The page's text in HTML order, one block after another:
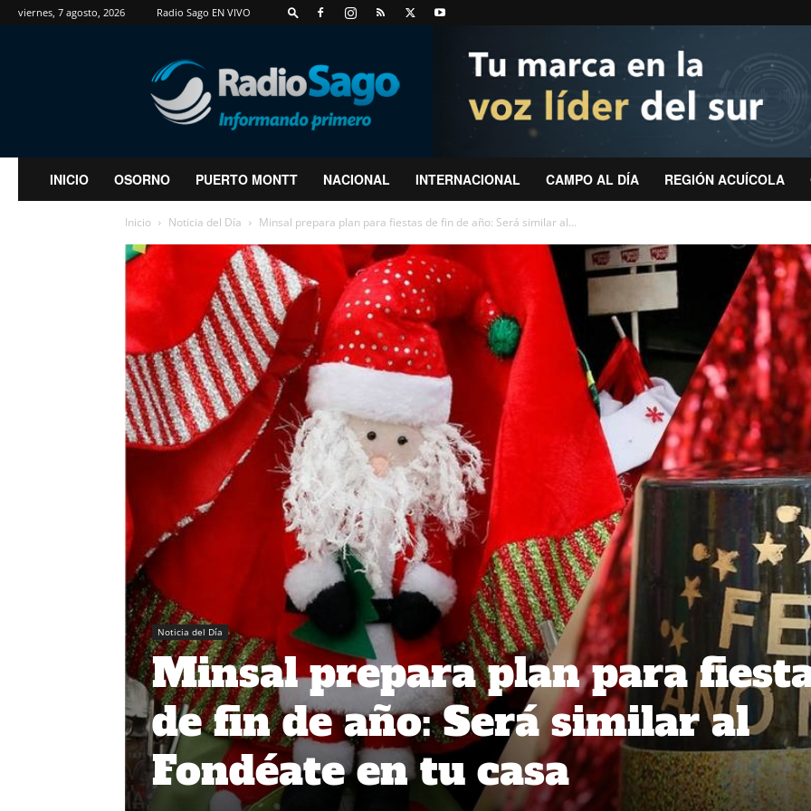
viernes, 7 agosto, 2026 Radio Sago EN VIVO
RadioSago
INICIO OSORNO PUERTO MONTT NACIONAL INTERNACIONAL CAMPO AL DÍA REGIÓN ACUÍCOLA
Inicio Noticia del Día Minsal prepara plan para fiestas de fin de año: Será similar al...
Noticia del Día
Minsal prepara plan para
de fin de año: Será similar al
Fondéate en tu casa